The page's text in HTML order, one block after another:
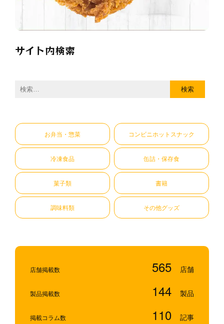
サイト内検索
検
お弁当・惣菜 コンビニホットスナック
冷凍食品 缶詰・保存食
菓子類 書籍
調味料類 その他グッズ
店舗掲載数 565
製品掲載数 144
掲載コラム数 110